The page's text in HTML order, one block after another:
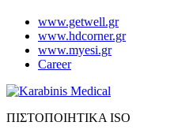
www.getwell.gr
www.hdcorner.gr
www.myesi.gr
Career
ΠΙΣΤΟΠΟΙΗΤΙΚΑ ISO